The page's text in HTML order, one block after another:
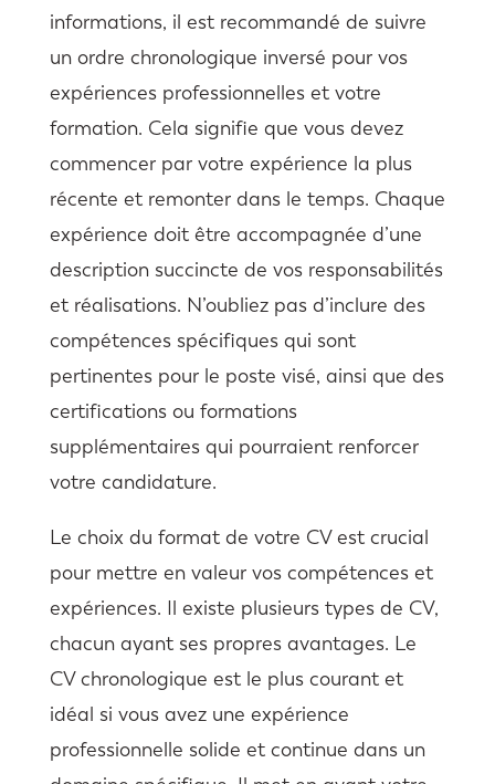
informations, il est recommandé de suivre
un ordre chronologique inversé pour vos
expériences professionnelles et votre
formation. Cela signifie que vous devez
commencer par votre expérience la plus
récente et remonter dans le temps. Chaque
expérience doit être accompagnée d’une
description succincte de vos responsabilités
et réalisations. N’oubliez pas d’inclure des
compétences spécifiques qui sont
pertinentes pour le poste visé, ainsi que des
certifications ou formations
supplémentaires qui pourraient renforcer
votre candidature.
Le choix du format de votre CV est crucial
pour mettre en valeur vos compétences et
expériences. Il existe plusieurs types de CV,
chacun ayant ses propres avantages. Le
CV chronologique est le plus courant et
idéal si vous avez une expérience
professionnelle solide et continue dans un